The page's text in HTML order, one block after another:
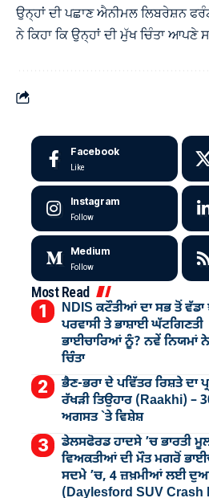
ਉਨ੍ਹਾਂ ਦੀ ਪਛਾਣ ਐਨੀਮਲ ਲਿਬਰੇਸ਼ਨ
ਨੇ ਕਿਹਾ ਕਿ ਉਨ੍ਹਾਂ ਦੀ ਮੁੱਖ ਚਿੰਤਾ ਆਪਣੇ
Facebook
Like
Instagram
Follow
Medium
Follow
Most Read
NDIS ਕਟੌਤੀਆਂ ਦਾ ਸਭ ਤੋਂ ਵੱਡਾ
ਪਰਵਾਸੀ ਤੇ ਭਾਸ਼ਾਈ ਘੱਟਗਿਣਤੀ
ਭਾਈਚਾਰਿਆਂ ਨੂੰ? ਨਵੇਂ ਨਿਯਮਾਂ
ਚਿੰਤਾ
ਭੈਣ-ਭਰਾ ਦੇ ਪਵਿੱਤਰ ਰਿਸ਼ਤੇ ਦਾ
ਰੱਖੜੀ ਤਿਉਹਾਰ (Raakhi) –
ਅਗਸਤ `ਤੇ ਵਿਸ਼ੇਸ਼
ਡੇਲਸਫੋਰਡ ਹਾਦਸੇ ’ਚ ਭਾਰਤੀ
ਵਿਅਕਤੀਆਂ ਦੀ ਮੌਤ ਮਗਰੋਂ
ਸਦਮੇ ’ਚ, 4 ਜ਼ਖ਼ਮੀਆਂ ਲਈ
(Daylesford SUV Crash